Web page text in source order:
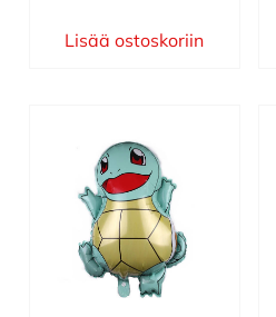
Lisää ostoskoriin